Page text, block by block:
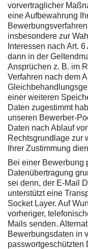
vorvertraglicher
eine Aufbewahrung
insbesondere zur
Interessen nach Art.
dann in der
Ansprüchen z. B. im
Verfahren nach dem
einer weiteren
Daten zugestimmt
unseren Bewerber-
Daten nach Ablauf
Rechtsgrundlage zur
Ihrer Zustimmung
Bei einer Bewerbung
Datenübertragung
sei denn, der E-Mail
unterstützt eine
Socket Layer. Auf
vorheriger,
Mails senden.
Bewerbungsdaten in
passwortgeschützten